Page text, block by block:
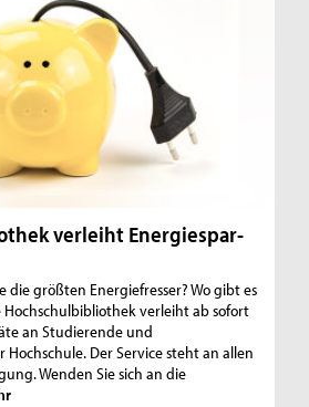
verleiht Energiespar-
die größten Energiefresser? Wo gibt es
Hochschulbibliothek verleiht ab sofort
an Studierende und
Der Service steht an allen
Wenden Sie sich an die